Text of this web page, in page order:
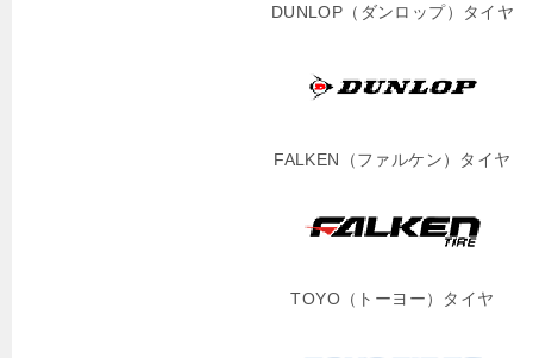
DUNLOP（ダンロップ）タイヤ
FALKEN（ファルケン）タイヤ
TOYO（トーヨー）タイヤ